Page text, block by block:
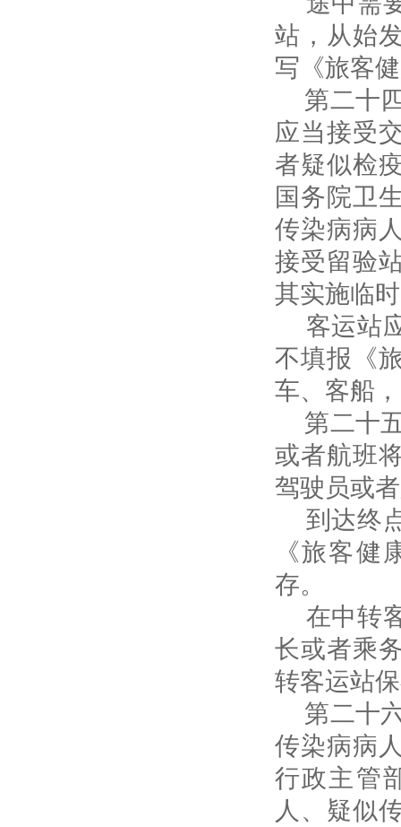
站，从始
写《旅客
第二十
应当接受
者疑似检
国务院卫
传染病病
接受留验
其实施临
客运站
不填报《
车、客船
第二十
或者航班
驾驶员或
到达终
《旅客
存。
在中转
长或者乘
转客运站
第二十
传染病病
行政主管
人、疑似